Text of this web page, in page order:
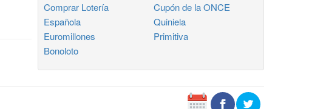
Comprar Lotería
Española
Euromillones
Bonoloto
Cupón de la ONCE
Quiniela
Primitiva